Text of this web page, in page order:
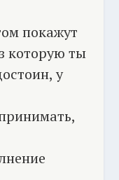
покажут
которую ты
у